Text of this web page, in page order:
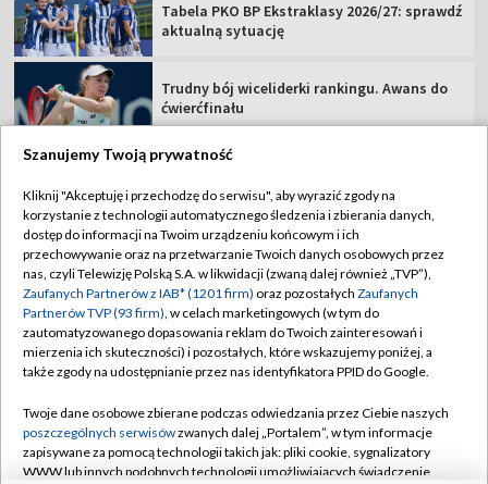
Tabela PKO BP Ekstraklasy 2026/27: sprawdź
aktualną sytuację
Trudny bój wiceliderki rankingu. Awans do
ćwierćfinału
TVP
Abonament TVP
Sklep TVP
Biuro Reklamy
Oferta Handlowa
Emisja w TVP
Rada Programowa
Regulamin TVP
Polityka prywatności
Moje zgody
Biuro reklamy
Kanały
Szanujemy Twoją prywatność
Kliknij "Akceptuję i przechodzę do serwisu", aby wyrazić zgody na
korzystanie z technologii automatycznego śledzenia i zbierania danych,
dostęp do informacji na Twoim urządzeniu końcowym i ich
przechowywanie oraz na przetwarzanie Twoich danych osobowych przez
nas, czyli Telewizję Polską S.A. w likwidacji (zwaną dalej również „TVP”),
Zaufanych Partnerów z IAB* (1201 firm) oraz pozostałych Zaufanych
Partnerów TVP (93 firm), w celach marketingowych (w tym do
zautomatyzowanego dopasowania reklam do Twoich zainteresowań i
mierzenia ich skuteczności) i pozostałych, które wskazujemy poniżej, a
także zgody na udostępnianie przez nas identyfikatora PPID do Google.
Twoje dane osobowe zbierane podczas odwiedzania przez Ciebie naszych
poszczególnych serwisówzwanych dalej „Portalem”, w tym informacje
zapisywane za pomocą technologii takich jak: pliki cookie, sygnalizatory
WWW lub innych podobnych technologii umożliwiających świadczenie